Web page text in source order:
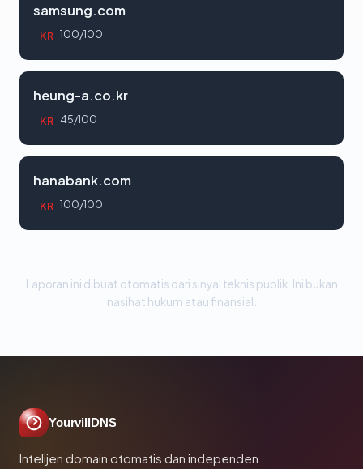
samsung.com
KR 100/100
heung-a.co.kr
KR 45/100
hanabank.com
KR 100/100
Laporan ini dibuat otomatis dari sinyal teknis publik. Ini bukan
nasihat hukum atau finansial.
YourvillDNS
Intelijen domain otomatis dan independen